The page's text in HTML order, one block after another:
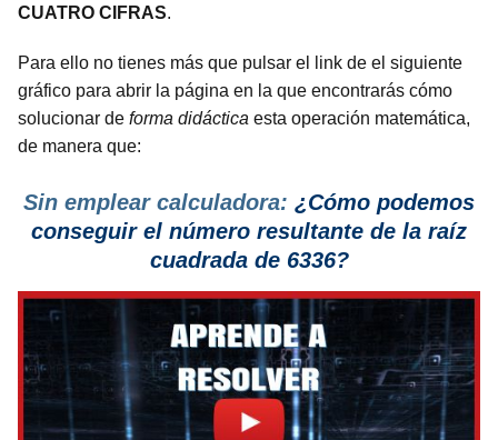
CUATRO CIFRAS.
Para ello no tienes más que pulsar el link de el siguiente
gráfico para abrir la página en la que encontrarás cómo
solucionar de forma didáctica esta operación matemática,
de manera que:
Sin emplear calculadora: ¿Cómo podemos
conseguir el número resultante de la raíz
cuadrada de 6336?